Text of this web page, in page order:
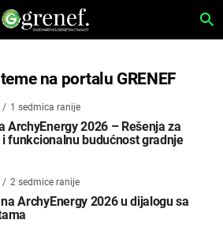
na portalu GRENEF
1 sedmica ranije
ArchyEnergy 2026 – Rešenja za
funkcionalnu budućnost gradnje
2 sedmice ranije
na ArchyEnergy 2026 u dijalogu sa